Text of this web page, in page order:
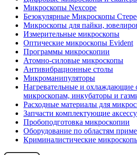
Микроскопы Nexcope
Безокулярные Микроскопы
Микроскопы для пайки,
Измерительные микроскопы
Оптические микроскопы Evident
Программы микроскопии
Атомно-силовые микроскопы
Антивибрационные столы
Микроманипуляторы
Нагревательные и охлаждающие
микроскопам, инкубаторы и
Расходные материалы для
Запчасти комплектующие
Пробоподготовка микроскопии
Оборудование по областям
Криминалистические